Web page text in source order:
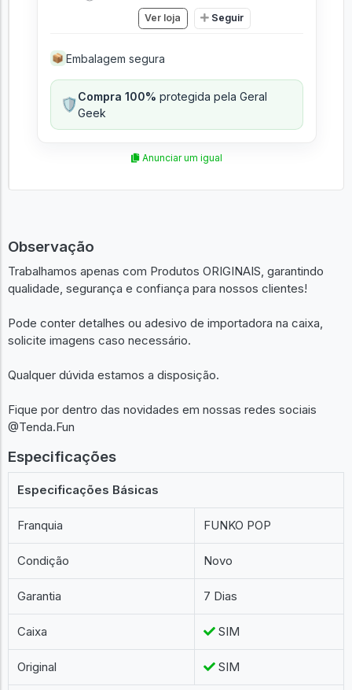
Ver loja Seguir
📦 Embalagem segura
🛡️Compra 100% protegida pela Geral
Geek
Anunciar um igual
Observação
Trabalhamos apenas com Produtos ORIGINAIS, garantindo
qualidade, segurança e confiança para nossos clientes!
Pode conter detalhes ou adesivo de importadora na caixa,
solicite imagens caso necessário.
Qualquer dúvida estamos a disposição.
Fique por dentro das novidades em nossas redes sociais
@Tenda.Fun
Especificações
Especificações Básicas
Franquia FUNKO POP
Condição Novo
Garantia 7 Dias
Caixa SIM
Original SIM